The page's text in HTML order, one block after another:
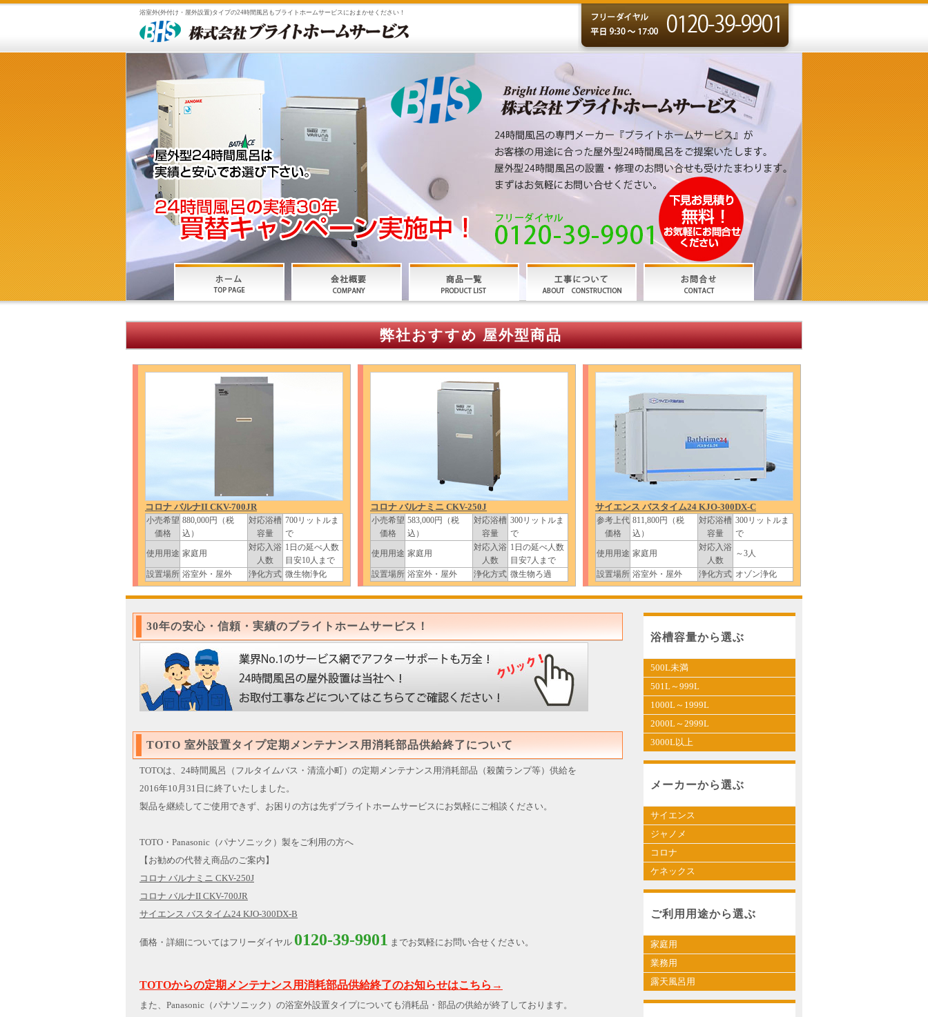
浴室外(外付け・屋外設置)タイプの24時間風呂もブライトホームサービスにおまかせください！
弊社おすすめ 屋外型商品
コロナ バルナII CKV-700JR
小売希望
価格
880,000円（税
込）
対応浴槽
容量
700リットルま
で
使用用途 家庭用
対応入浴
人数
1日の延べ人数
目安10人まで
設置場所 浴室外・屋外 浄化方式 微生物浄化
コロナ バルナミニ CKV-250J
小売希望
価格
583,000円（税
込）
対応浴槽
容量
300リットルま
で
使用用途 家庭用
対応入浴
人数
1日の延べ人数
目安7人まで
設置場所 浴室外・屋外 浄化方式 微生物ろ過
サイエンス バスタイム24 KJO-300DX-C
参考上代
価格
811,800円（税
込）
対応浴槽
容量
300リットルま
で
使用用途 家庭用
対応入浴
人数
～3人
設置場所 浴室外・屋外 浄化方式 オゾン浄化
30年の安心・信頼・実績のブライトホームサービス！
TOTO 室外設置タイプ定期メンテナンス用消耗部品供給終了について
TOTOは、24時間風呂（フルタイムバス・清流小町）の定期メンテナンス用消耗部品（殺菌ランプ等）供給を
2016年10月31日に終了いたしました。
製品を継続してご使用できず、お困りの方は先ずブライトホームサービスにお気軽にご相談ください。
TOTO・Panasonic（パナソニック）製をご利用の方へ
【お勧めの代替え商品のご案内】
コロナ バルナミニ CKV-250J
コロナ バルナII CKV-700JR
サイエンス バスタイム24 KJO-300DX-B
価格・詳細についてはフリーダイヤル 0120-39-9901 までお気軽にお問い合せください。
TOTOからの定期メンテナンス用消耗部品供給終了のお知らせはこちら→
また、Panasonic（パナソニック）の浴室外設置タイプについても消耗品・部品の供給が終了しております。
浴槽容量から選ぶ
500L未満
501L～999L
1000L～1999L
2000L～2999L
3000L以上
メーカーから選ぶ
サイエンス
ジャノメ
コロナ
ケネックス
ご利用用途から選ぶ
家庭用
業務用
露天風呂用